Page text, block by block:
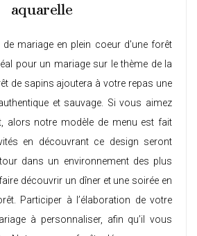
aquarelle
mariage en plein coeur d'une forêt
pour un mariage sur le thème de la
de sapins ajoutera à votre repas une
et sauvage. Si vous aimez
alors notre modèle de menu est fait
en découvrant ce design seront
dans un environnement des plus
découvrir un dîner et une soirée en
Participer à l’élaboration de votre
à personnaliser, afin qu’il vous